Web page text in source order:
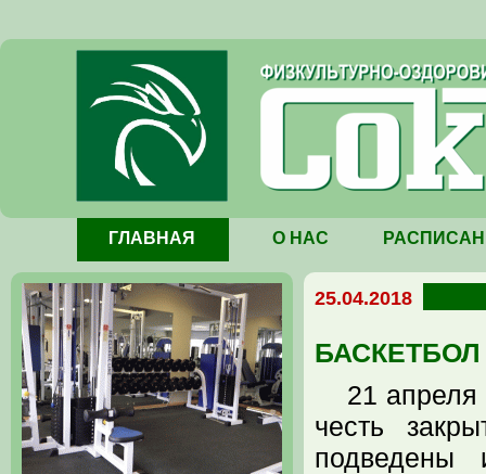
ГЛАВНАЯ О НАС
25.04.2018
БАСКЕТБОЛ
21
честь
подведены